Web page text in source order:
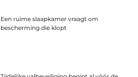
Een ruime slaapkamer vraagt om
bescherming die klopt